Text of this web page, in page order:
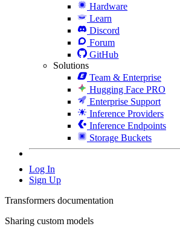
Hardware
Learn
Discord
Forum
GitHub
Solutions
Team & Enterprise
Hugging Face PRO
Enterprise Support
Inference Providers
Inference Endpoints
Storage Buckets
Log In
Sign Up
Transformers documentation
Sharing custom models